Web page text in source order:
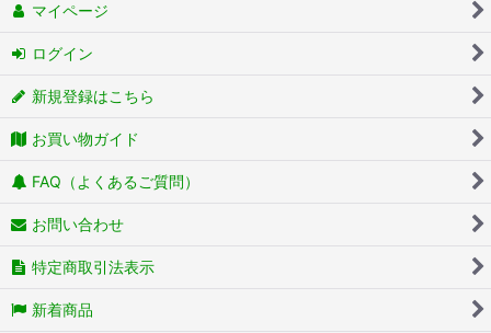
マイページ
ログイン
新規登録はこちら
お買い物ガイド
FAQ（よくあるご質問）
お問い合わせ
特定商取引法表示
新着商品